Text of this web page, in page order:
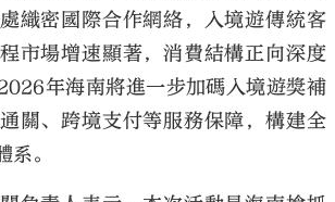
織密國際合作網絡，入境遊傳統客
市場增速顯著，消費結構正向深度
年海南將進一步加碼入境遊獎補
關、跨境支付等服務保障，構建全
。